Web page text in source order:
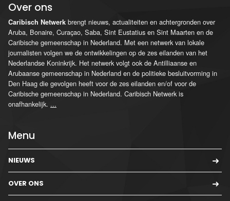
Over ons
Caribisch Netwerk brengt nieuws, actualiteiten en achtergronden over
Aruba, Bonaire, Curaçao, Saba, Sint Eustatius en Sint Maarten en de
Caribische gemeenschap in Nederland. Met een netwerk van lokale
journalisten volgen we de ontwikkelingen op de zes eilanden van het
Nederlandse Koninkrijk. Het netwerk volgt ook de Antilliaanse en
Arubaanse gemeenschap in Nederland en de politieke besluitvorming in
Den Haag die gevolgen heeft voor de zes eilanden en/of voor de
Caribische gemeenschap in Nederland. Caribisch Netwerk is
onafhankelijk. ...
Menu
NIEUWS
OVER ONS